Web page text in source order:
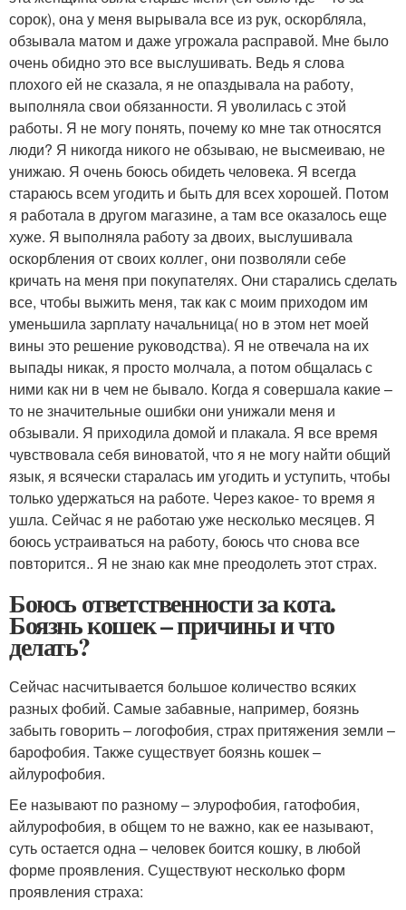
сорок), она у меня вырывала все из рук, оскорбляла,
обзывала матом и даже угрожала расправой. Мне было
очень обидно это все выслушивать. Ведь я слова
плохого ей не сказала, я не опаздывала на работу,
выполняла свои обязанности. Я уволилась с этой
работы. Я не могу понять, почему ко мне так относятся
люди? Я никогда никого не обзываю, не высмеиваю, не
унижаю. Я очень боюсь обидеть человека. Я всегда
стараюсь всем угодить и быть для всех хорошей. Потом
я работала в другом магазине, а там все оказалось еще
хуже. Я выполняла работу за двоих, выслушивала
оскорбления от своих коллег, они позволяли себе
кричать на меня при покупателях. Они старались сделать
все, чтобы выжить меня, так как с моим приходом им
уменьшила зарплату начальница( но в этом нет моей
вины это решение руководства). Я не отвечала на их
выпады никак, я просто молчала, а потом общалась с
ними как ни в чем не бывало. Когда я совершала какие –
то не значительные ошибки они унижали меня и
обзывали. Я приходила домой и плакала. Я все время
чувствовала себя виноватой, что я не могу найти общий
язык, я всячески старалась им угодить и уступить, чтобы
только удержаться на работе. Через какое- то время я
ушла. Сейчас я не работаю уже несколько месяцев. Я
боюсь устраиваться на работу, боюсь что снова все
повторится.. Я не знаю как мне преодолеть этот страх.
Боюсь ответственности за кота.
Боязнь кошек – причины и что
делать?
Сейчас насчитывается большое количество всяких
разных фобий. Самые забавные, например, боязнь
забыть говорить – логофобия, страх притяжения земли –
барофобия. Также существует боязнь кошек –
айлурофобия.
Ее называют по разному – элурофобия, гатофобия,
айлурофобия, в общем то не важно, как ее называют,
суть остается одна – человек боится кошку, в любой
форме проявления. Существуют несколько форм
проявления страха: